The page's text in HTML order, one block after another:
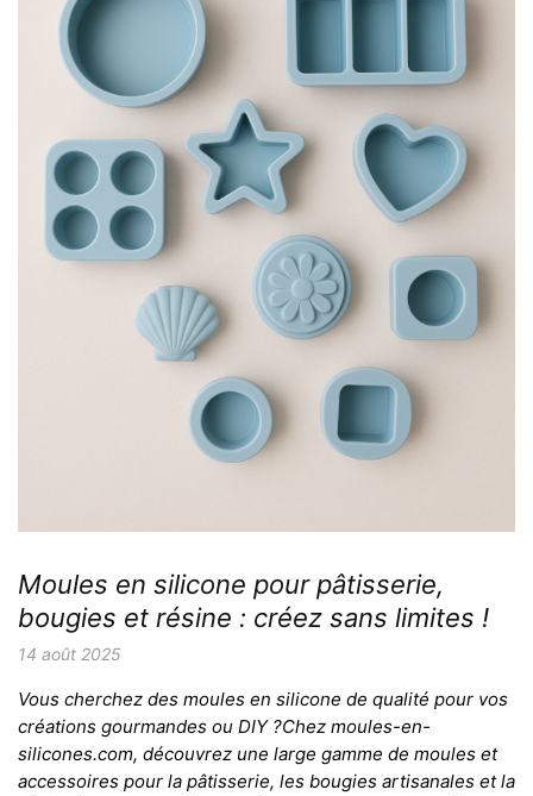
Moules en silicone pour pâtisserie,
bougies et résine : créez sans limites !
14 août 2025
Vous cherchez des moules en silicone de qualité pour vos
créations gourmandes ou DIY ?Chez moules-en-
silicones.com, découvrez une large gamme de moules et
accessoires pour la pâtisserie, les bougies artisanales et la